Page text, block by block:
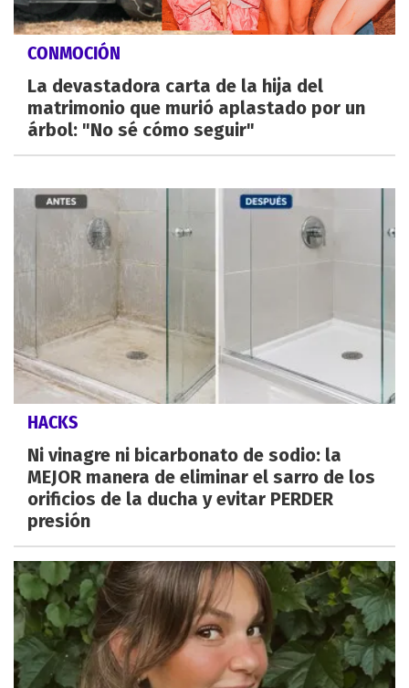
CONMOCIÓN
La devastadora carta de la hija del
matrimonio que murió aplastado por un
árbol: "No sé cómo seguir"
HACKS
Ni vinagre ni bicarbonato de sodio: la
MEJOR manera de eliminar el sarro de los
orificios de la ducha y evitar PERDER
presión